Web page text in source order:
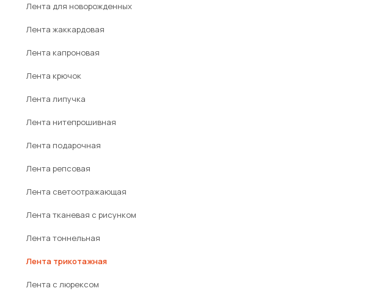
Лента для новорожденных
Лента жаккардовая
Лента капроновая
Лента крючок
Лента липучка
Лента нитепрошивная
Лента подарочная
Лента репсовая
Лента светоотражающая
Лента тканевая с рисунком
Лента тоннельная
Лента трикотажная
Лента с люрексом